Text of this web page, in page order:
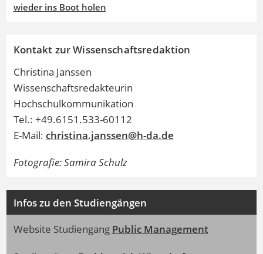
wieder ins Boot holen
Kontakt zur Wissenschaftsredaktion
Christina Janssen
Wissenschaftsredakteurin
Hochschulkommunikation
Tel.: +49.6151.533-60112
E-Mail: christina.janssen@h-da.de
Fotografie: Samira Schulz
Infos zu den Studiengängen
Website Studiengang Public Management